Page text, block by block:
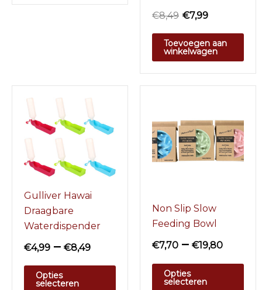
€8,49 €7,99
Toevoegen aan
winkelwagen
Gulliver Hawai
Draagbare
Waterdispender
€4,99 – €8,49
Opties
selecteren
Non Slip Slow
Feeding Bowl
€7,70 – €19,80
Opties
selecteren